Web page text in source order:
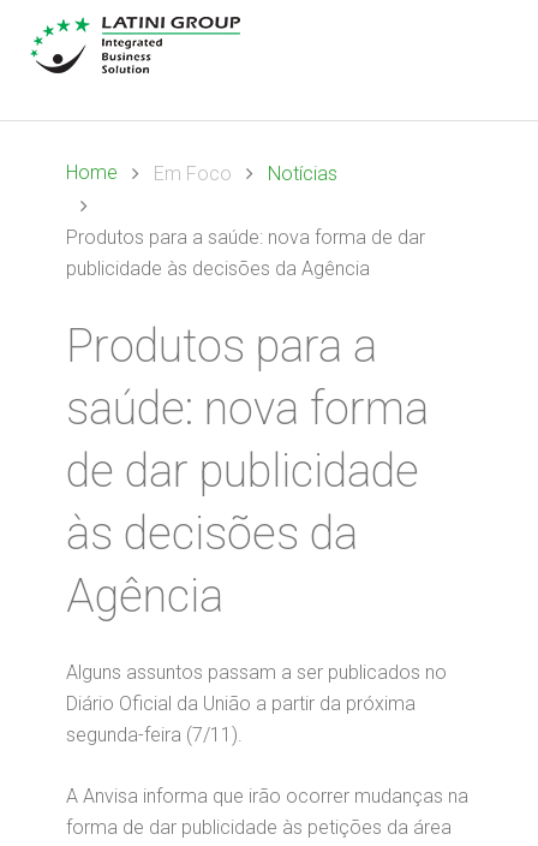
Home Em Foco Notícias
Produtos para a saúde: nova forma de dar
publicidade às decisões da Agência
Produtos para a
saúde: nova forma
de dar publicidade
às decisões da
Agência
Alguns assuntos passam a ser publicados no
Diário Oficial da União a partir da próxima
segunda-feira (7/11).
A Anvisa informa que irão ocorrer mudanças na
forma de dar publicidade às petições da área